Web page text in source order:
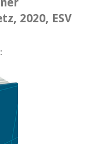
2020, ESV